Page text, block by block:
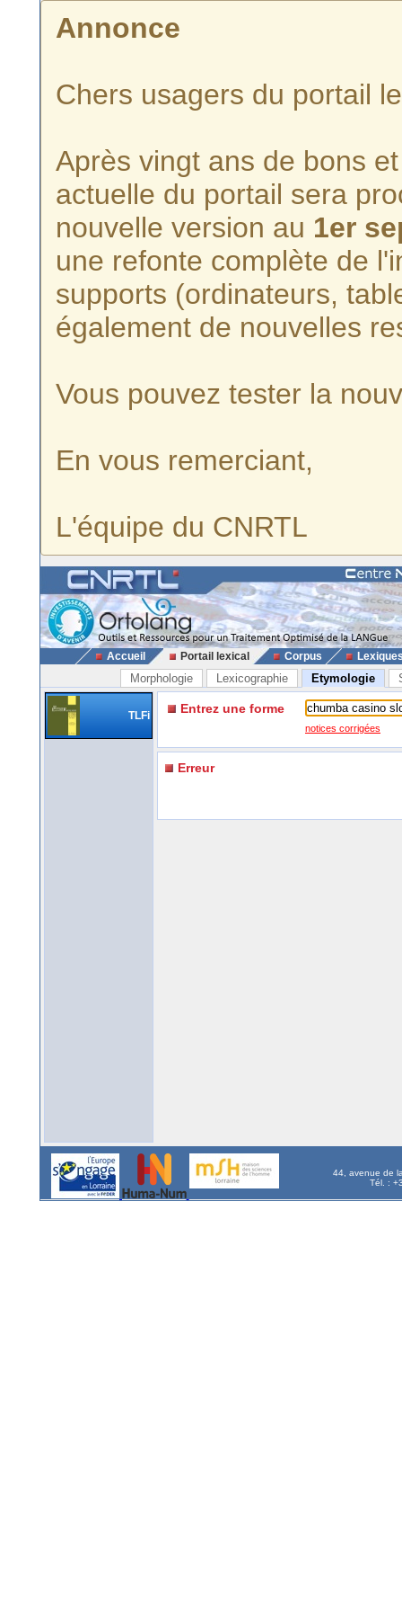
Annonce
Chers usagers du portail
Après vingt ans de bons
actuelle du portail sera
nouvelle version au 1er
une refonte complète de
supports (ordinateurs,
également de nouvelles
Vous pouvez tester la
En vous remerciant,
L'équipe du CNRTL
Accueil Portail lexical Corpus
Morphologie Lexicographie Etymologie
TLFi Entrez une forme
notices corrigées
Erreur
44, avenue de
Tél. :